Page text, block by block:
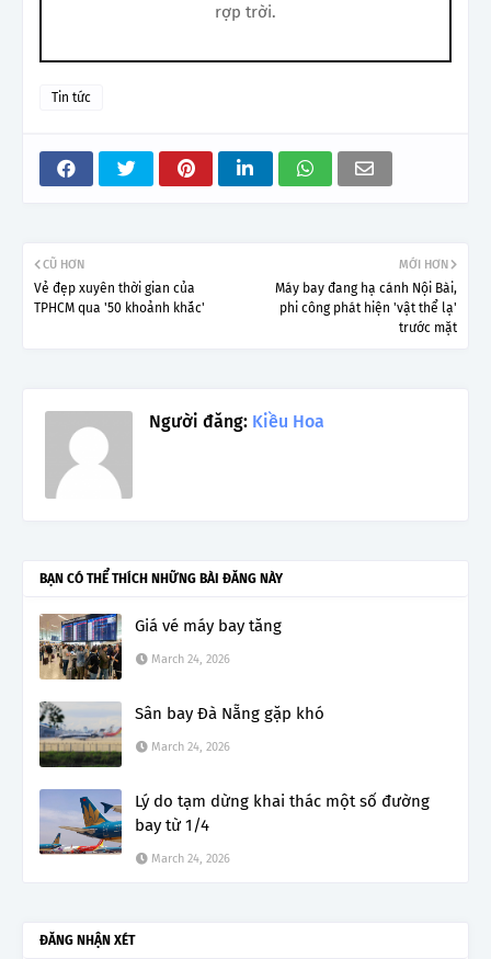
rợp trời.
Tin tức
MỚI HƠN
Máy bay đang hạ cánh Nội Bài,
phi công phát hiện 'vật thể lạ'
trước mặt
CŨ HƠN
Vẻ đẹp xuyên thời gian của
TPHCM qua '50 khoảnh khắc'
Người đăng: Kiều Hoa
BẠN CÓ THỂ THÍCH NHỮNG BÀI ĐĂNG NÀY
Giá vé máy bay tăng
March 24, 2026
Sân bay Đà Nẵng gặp khó
March 24, 2026
Lý do tạm dừng khai thác một số đường
bay từ 1/4
March 24, 2026
ĐĂNG NHẬN XÉT